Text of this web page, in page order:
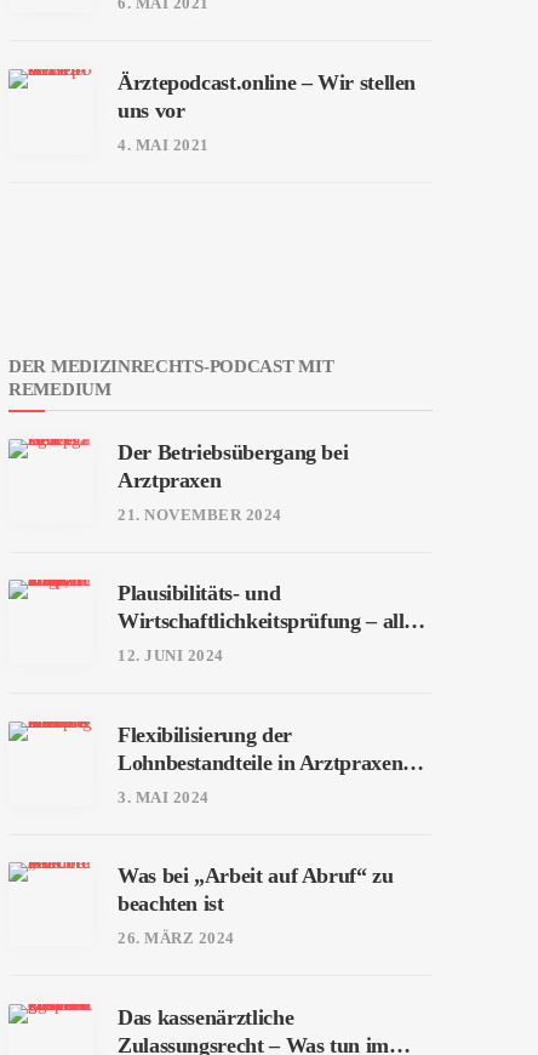
Ärztepodcast.online – Wir stellen
uns vor
4. MAI 2021
DER MEDIZINRECHTS-PODCAST MIT
REMEDIUM
Der Betriebsübergang bei
Arztpraxen
21. NOVEMBER 2024
Plausibilitäts- und
Wirtschaftlichkeitsprüfung – alles,
was man wissen muss
12. JUNI 2024
Flexibilisierung der
Lohnbestandteile in Arztpraxen
und Kliniken
3. MAI 2024
Was bei „Arbeit auf Abruf“ zu
beachten ist
26. MÄRZ 2024
Das kassenärztliche
Zulassungsrecht – Was tun im